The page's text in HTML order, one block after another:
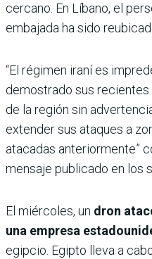
cercano. En Líbano, el
embajada ha sido
“El régimen iraní es
demostrado sus
de la región sin
extender sus ataques a
atacadas anteriormente”
mensaje publicado en los
El miércoles, un dron
una empresa
egipcio. Egipto lleva a